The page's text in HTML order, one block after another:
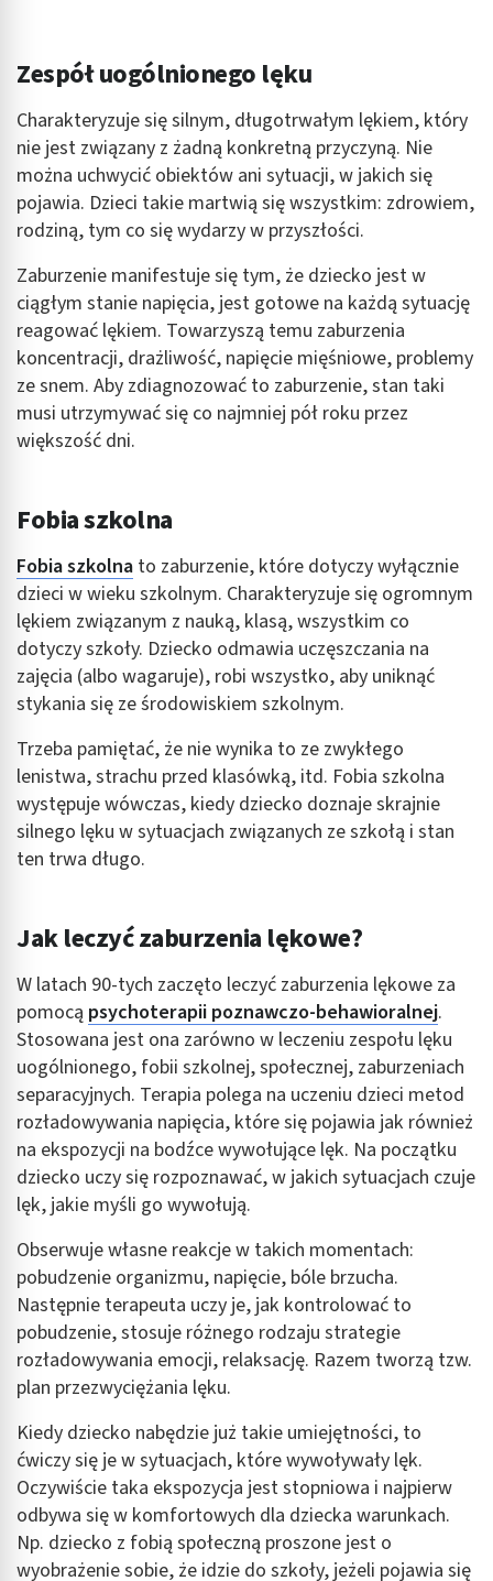
Zespół uogólnionego lęku
Charakteryzuje się silnym, długotrwałym lękiem, który
nie jest związany z żadną konkretną przyczyną. Nie
można uchwycić obiektów ani sytuacji, w jakich się
pojawia. Dzieci takie martwią się wszystkim: zdrowiem,
rodziną, tym co się wydarzy w przyszłości.
Zaburzenie manifestuje się tym, że dziecko jest w
ciągłym stanie napięcia, jest gotowe na każdą sytuację
reagować lękiem. Towarzyszą temu zaburzenia
koncentracji, drażliwość, napięcie mięśniowe, problemy
ze snem. Aby zdiagnozować to zaburzenie, stan taki
musi utrzymywać się co najmniej pół roku przez
większość dni.
Fobia szkolna
Fobia szkolna to zaburzenie, które dotyczy wyłącznie
dzieci w wieku szkolnym. Charakteryzuje się ogromnym
lękiem związanym z nauką, klasą, wszystkim co
dotyczy szkoły. Dziecko odmawia uczęszczania na
zajęcia (albo wagaruje), robi wszystko, aby uniknąć
stykania się ze środowiskiem szkolnym.
Trzeba pamiętać, że nie wynika to ze zwykłego
lenistwa, strachu przed klasówką, itd. Fobia szkolna
występuje wówczas, kiedy dziecko doznaje skrajnie
silnego lęku w sytuacjach związanych ze szkołą i stan
ten trwa długo.
Jak leczyć zaburzenia lękowe?
W latach 90-tych zaczęto leczyć zaburzenia lękowe za
pomocą psychoterapii poznawczo-behawioralnej.
Stosowana jest ona zarówno w leczeniu zespołu lęku
uogólnionego, fobii szkolnej, społecznej, zaburzeniach
separacyjnych. Terapia polega na uczeniu dzieci metod
rozładowywania napięcia, które się pojawia jak również
na ekspozycji na bodźce wywołujące lęk. Na początku
dziecko uczy się rozpoznawać, w jakich sytuacjach czuje
lęk, jakie myśli go wywołują.
Obserwuje własne reakcje w takich momentach:
pobudzenie organizmu, napięcie, bóle brzucha.
Następnie terapeuta uczy je, jak kontrolować to
pobudzenie, stosuje różnego rodzaju strategie
rozładowywania emocji, relaksację. Razem tworzą tzw.
plan przezwyciężania lęku.
Kiedy dziecko nabędzie już takie umiejętności, to
ćwiczy się je w sytuacjach, które wywoływały lęk.
Oczywiście taka ekspozycja jest stopniowa i najpierw
odbywa się w komfortowych dla dziecka warunkach.
Np. dziecko z fobią społeczną proszone jest o
wyobrażenie sobie, że idzie do szkoły, jeżeli pojawia się